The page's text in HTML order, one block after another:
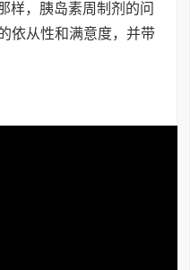
样，胰岛素周制剂的问
依从性和满意度，并带